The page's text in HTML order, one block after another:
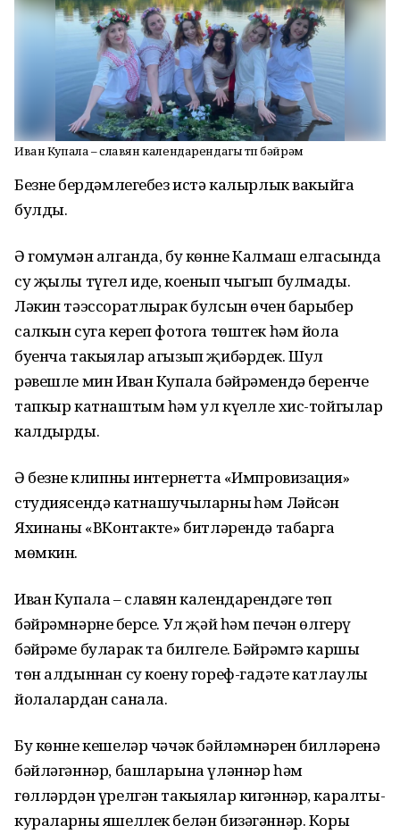
Иван Купала – славян календарендагы төп бәйрәм
Безнең бердәмлегебез истә калырлык вакыйга
булды.
Ә гомумән алганда, бу көнне Калмаш елгасында
су җылы түгел иде, коенып чыгып булмады.
Ләкин тәэссоратлырак булсын өчен барыбер
салкын суга кереп фотога төштек һәм йола
буенча такыялар агызып җибәрдек. Шул
рәвешле мин Иван Купала бәйрәмендә беренче
тапкыр катнаштым һәм ул күңелле хис-тойгылар
калдырды.
Ә безнең клипны интернетта «Импровизация»
студиясендә катнашучыларның һәм Ләйсән
Яхинаның «ВКонтакте» битләрендә табарга
мөмкин.
Иван Купала – славян календарендәге төп
бәйрәмнәрнең берсе. Ул җәй һәм печән өлгерү
бәйрәме буларак та билгеле. Бәйрәмгә каршы
төн алдыннан су коену гореф-гадәте катлаулы
йолалардан санала.
Бу көнне кешеләр чәчәк бәйләмнәрен билләренә
бәйләгәннәр, башларына үләннәр һәм
гөлләрдән үрелгән такыялар кигәннәр, каралты-
кураларны яшеллек белән бизәгәннәр. Коры